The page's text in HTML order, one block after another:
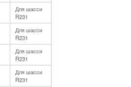
Для шасси
R231
Для шасси
R231
Для шасси
R231
Для шасси
R231